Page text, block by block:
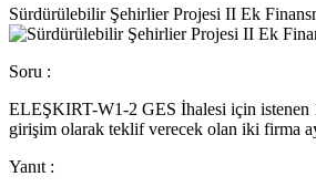
Sürdürülebilir Şehirlier Projesi II Ek
Soru :
ELEŞKIRT-W1-2 GES İhalesi için istenen
girişim olarak teklif verecek olan iki firma
Yanıt :